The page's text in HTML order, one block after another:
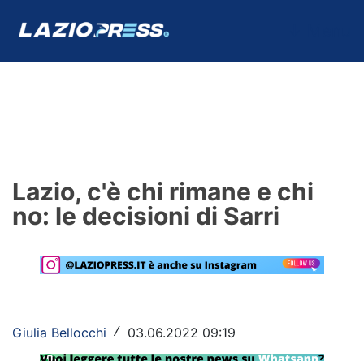
Formello
Primavera
Lazio Women
Lazio, c'è chi rimane e chi
no: le decisioni di Sarri
Giulia Bellocchi / 03.06.2022 09:19